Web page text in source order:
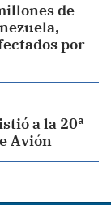
de
por
a la 20ª
Avión